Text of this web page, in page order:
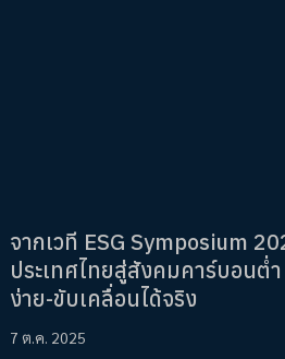
จากเวที ESG Symposium
ประเทศไทยสู่สังคมคาร์บอนต่ำ
ง่าย-ขับเคลื่อนได้จริง
7 ต.ค. 2025